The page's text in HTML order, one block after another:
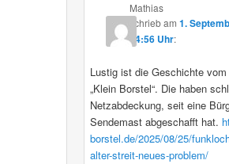
Mathias
schriebam 1.
14:56 Uhr:
Lustig ist die Geschichte
„Klein Borstel“. Die haben
Netzabdeckung, seit eine
Sendemast abgeschafft hat.
borstel.de/2025/08/25/
alter-streit-neues-problem/